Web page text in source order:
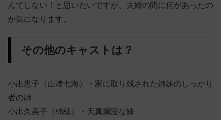
んてしない！と思いたいですが、夫婦の間に何があったの
か気になります。
その他のキャストは？
小出恵子（ 山﨑七海）・家に取り残された姉妹のしっかり
者の姉
小出久美子（柚穂）・天真爛漫な妹